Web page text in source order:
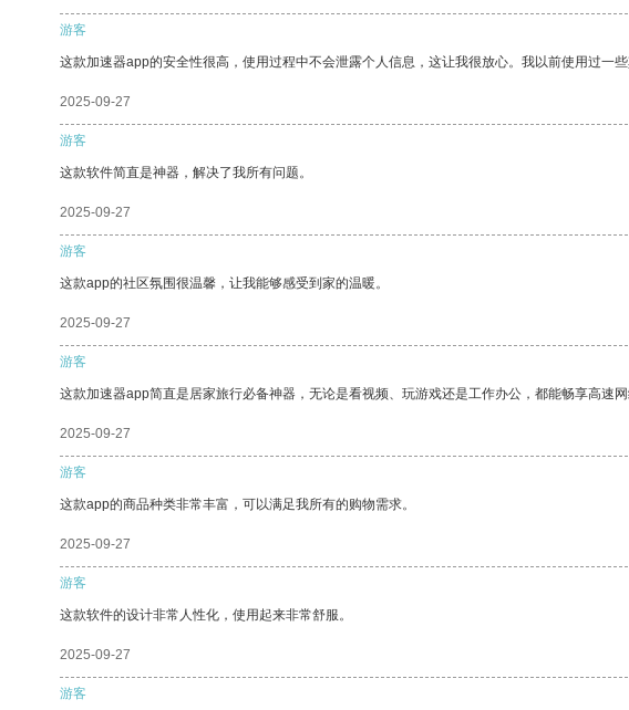
游客
这款加速器app的安全性很高，使用过程中不会泄露个人信息，这让我很放心。我以前使用过一
2025-09-27
游客
这款软件简直是神器，解决了我所有问题。
2025-09-27
游客
这款app的社区氛围很温馨，让我能够感受到家的温暖。
2025-09-27
游客
这款加速器app简直是居家旅行必备神器，无论是看视频、玩游戏还是工作办公，都能畅享高速网
2025-09-27
游客
这款app的商品种类非常丰富，可以满足我所有的购物需求。
2025-09-27
游客
这款软件的设计非常人性化，使用起来非常舒服。
2025-09-27
游客